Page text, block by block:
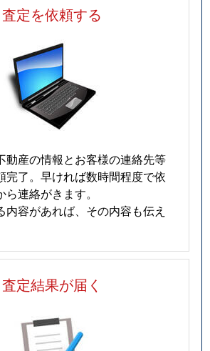
査定を依頼する
動産の情報とお客様の連絡先等
完了。早ければ数時間程度で依
連絡がきます。
内容があれば、その内容も伝え
査定結果が届く